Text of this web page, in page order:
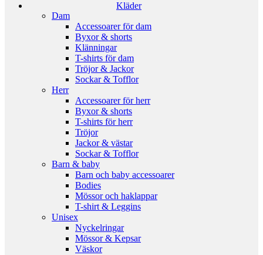
Kläder
Dam
Accessoarer för dam
Byxor & shorts
Klänningar
T-shirts för dam
Tröjor & Jackor
Sockar & Tofflor
Herr
Accessoarer för herr
Byxor & shorts
T-shirts för herr
Tröjor
Jackor & västar
Sockar & Tofflor
Barn & baby
Barn och baby accessoarer
Bodies
Mössor och haklappar
T-shirt & Leggins
Unisex
Nyckelringar
Mössor & Kepsar
Väskor